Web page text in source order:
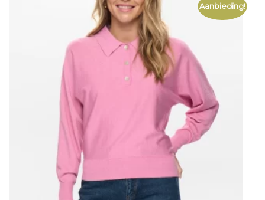
Aanbieding!